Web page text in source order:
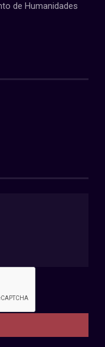
de Humanidades